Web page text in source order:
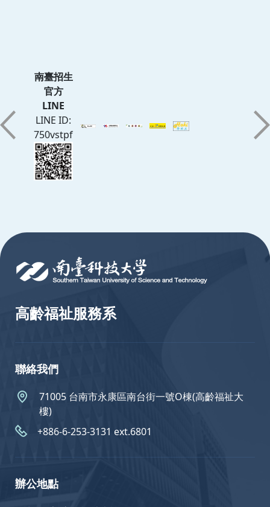
南臺招生
官方
LINE
LINE ID:
750vstpf
高齡福祉服務系
聯絡我們
71005 台南市永康區南台街一號O棟(高齡福祉大
樓)
+886-6-253-3131 ext.6801
辦公地點